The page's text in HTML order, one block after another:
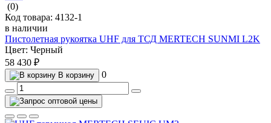
(0)
Код товара: 4132-1
в наличии
Пистолетная рукоятка UHF для ТСД MERTECH SUNMI L2K
Цвет: Черный
58 430 ₽
В корзину 0